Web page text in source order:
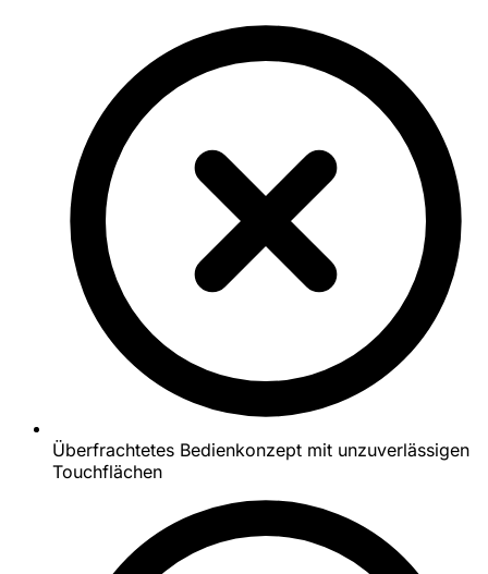
Überfrachtetes Bedienkonzept mit unzuverlässigen
Touchflächen